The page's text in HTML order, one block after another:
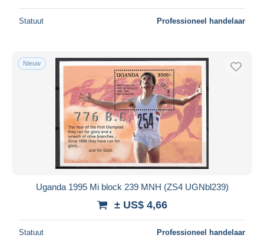
Statuut Professioneel handelaar
Nieuw
Uganda 1995 Mi block 239 MNH (ZS4 UGNbl239)
± US$ 4,66
Statuut Professioneel handelaar